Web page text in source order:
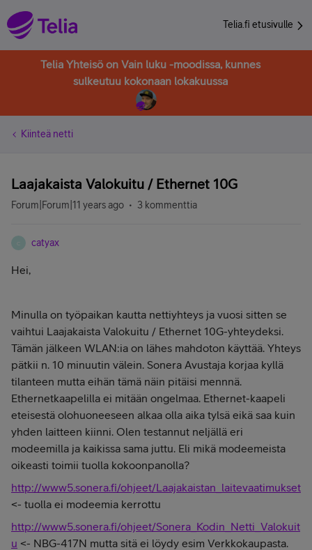
Telia.fi etusivulle
Telia Yhteisö on Vain luku -moodissa, kunnes
sulkeutuu kokonaan lokakuussa
Kiinteä netti
Laajakaista Valokuitu / Ethernet 10G
Forum|Forum|11 years ago 3 kommenttia
catyax
Hei,
Minulla on työpaikan kautta nettiyhteys ja vuosi sitten se
vaihtui Laajakaista Valokuitu / Ethernet 10G-yhteydeksi.
Tämän jälkeen WLAN:ia on lähes mahdoton käyttää. Yhteys
pätkii n. 10 minuutin välein. Sonera Avustaja korjaa kyllä
tilanteen mutta eihän tämä näin pitäisi mennnä.
Ethernetkaapelilla ei mitään ongelmaa. Ethernet-kaapeli
eteisestä olohuoneeseen alkaa olla aika tylsä eikä saa kuin
yhden laitteen kiinni. Olen testannut neljällä eri
modeemilla ja kaikissa sama juttu. Eli mikä modeemeista
oikeasti toimii tuolla kokoonpanolla?
http://www5.sonera.fi/ohjeet/Laajakaistan_laitevaatimukset
<- tuolla ei modeemia kerrottu
http://www5.sonera.fi/ohjeet/Sonera_Kodin_Netti_Valokuit
u <- NBG-417N mutta sitä ei löydy esim Verkkokaupasta.